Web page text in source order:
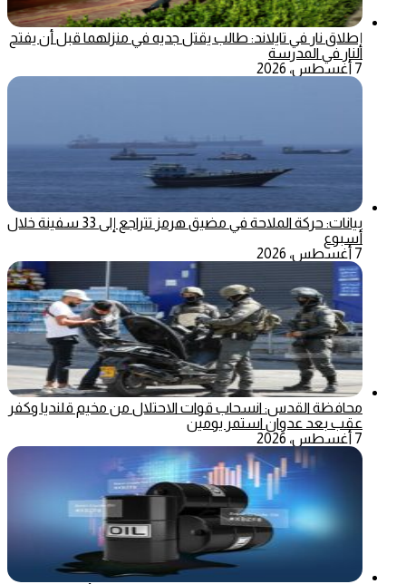
إطلاق نار في تايلاند: طالب يقتل جديه في منزلهما قبل أن يفتح
النار في المدرسة
7 أغسطس، 2026
بيانات: حركة الملاحة في مضيق هرمز تتراجع إلى 33 سفينة خلال
أسبوع
7 أغسطس، 2026
محافظة القدس: انسحاب قوات الاحتلال من مخيم قلنديا وكفر
عقب بعد عدوان استمر يومين
7 أغسطس، 2026